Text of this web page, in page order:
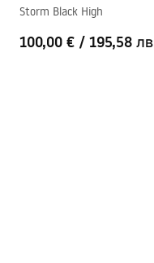
Storm Black High
100,00 € / 195,58 лв